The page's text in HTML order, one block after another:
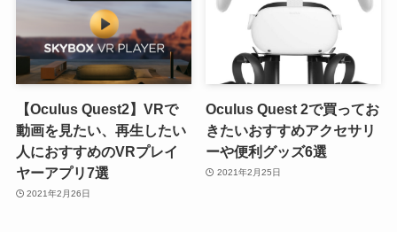
【Oculus Quest2】VRで
動画を見たい、再生したい
人におすすめのVRプレイ
ヤーアプリ7選
2021年2月26日
Oculus Quest 2で買ってお
きたいおすすめアクセサリ
ーや便利グッズ6選
2021年2月25日